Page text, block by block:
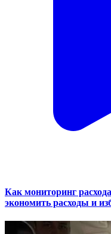
Как мониторинг
экономить расходы и